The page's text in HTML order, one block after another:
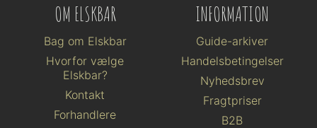
OM ELSKBAR
Bag om Elskbar
Hvorfor vælge
Elskbar?
Kontakt
Forhandlere
INFORMATION
Guide-arkiver
Handelsbetingelser
Nyhedsbrev
Fragtpriser
B2B